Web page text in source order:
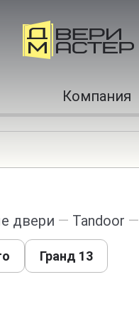
Компания
двери — Tandoor —
Гранд 13